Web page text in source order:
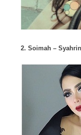
2. Soimah –